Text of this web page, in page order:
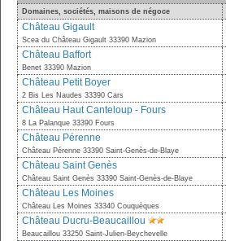
Domaines, sociétés, maisons de négoce
Château Gigault
Scea du Château Gigault 33390 Mazion
Château Baffort
Benet 33390 Mazion
Château Petit Boyer
2 Bis Les Naudes 33390 Cars
Château Haut Canteloup - Fours
8 La Palanque 33390 Fours
Château Pérenne
Château Pérenne 33390 Saint-Genès-de-Blaye
Château Saint Genès
Château Saint Genès 33390 Saint-Genès-de-Blaye
Château Les Moines
Château Les Moines 33340 Couquèques
Château Ducru-Beaucaillou
Beaucaillou 33250 Saint-Julien-Beychevelle